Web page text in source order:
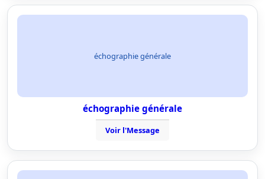
échographie générale
échographie générale
Voir l'Message